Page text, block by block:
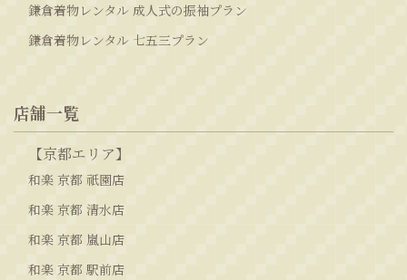
鎌倉着物レンタル 成人式の振袖プラン
鎌倉着物レンタル 七五三プラン
店舗一覧
【京都エリア】
和楽 京都 祇園店
和楽 京都 清水店
和楽 京都 嵐山店
和楽 京都 駅前店